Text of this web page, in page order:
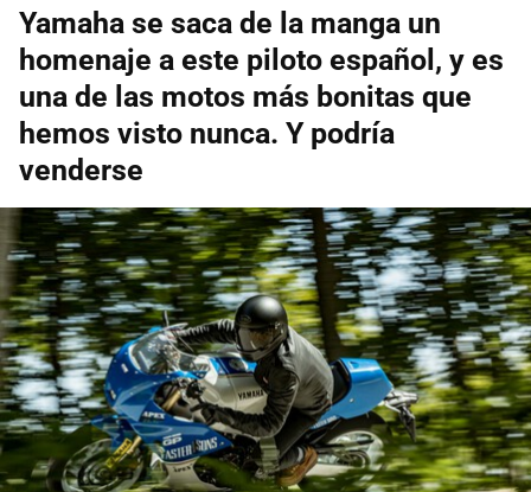
Yamaha se saca de la manga un
homenaje a este piloto español, y es
una de las motos más bonitas que
hemos visto nunca. Y podría
venderse